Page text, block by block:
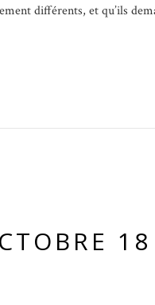
différents, et qu’ils